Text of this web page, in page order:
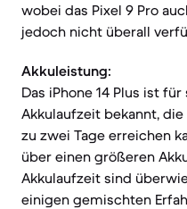
wobei das Pixel 9 Pro
jedoch nicht überall
Akkuleistung:
Das iPhone 14 Plus ist
Akkulaufzeit bekannt,
zu zwei Tage erreichen
über einen größeren
Akkulaufzeit sind
einigen gemischten